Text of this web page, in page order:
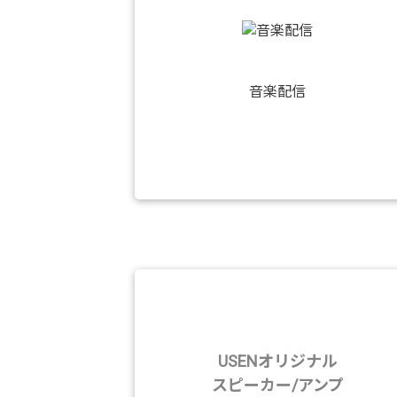
音楽配信
USENオリジナル
スピーカー/アンプ